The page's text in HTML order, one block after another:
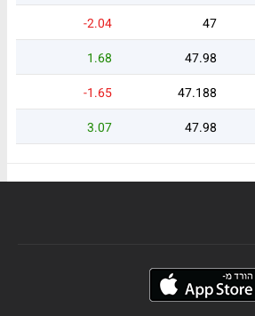
47
-2.04
47.98
1.68
47.188
-1.65
47.98
3.07